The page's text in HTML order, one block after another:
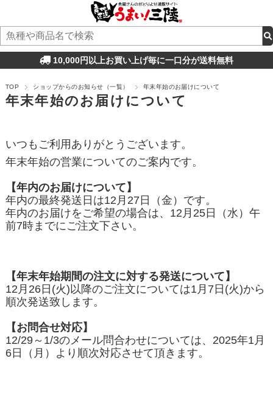
10,000円以上お買い上げ毎に一口分が送料無料
TOP ショップからのお知らせ（一覧） 年末年始のお届けについて
年末年始のお届けについて
いつもご利用ありがとうございます。
年末年始の営業についてのご案内です。
【年内のお届けについて】
年内の最終発送日は12月27日（金）です。
年内のお届けをご希望の場合は、12月25日（水）午
前7時までにご注文下さい。
【年末年始期間の注文に対する発送について】
12月26日(火)以降のご注文については1月7日(火)から
順次発送致します。
【お問合せ対応】
12/29～1/3のメール問合わせについては、2025年1月
6日（月）より順次対応させて頂きます。